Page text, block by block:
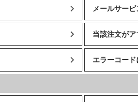
メールサー
当該注文が
エラーコード